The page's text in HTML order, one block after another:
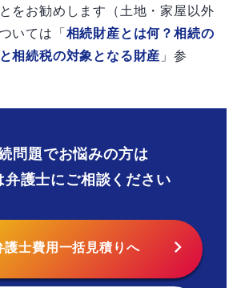
をお勧めします（土地・家屋以外
いては「相続財産とは何？相続の
相続税の対象となる財産 」参
問題でお悩みの方は
弁護士にご相談ください
護士費用一括見積りへ chevron_right